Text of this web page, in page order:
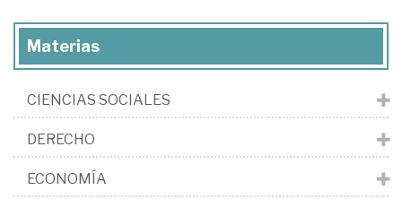
Materias
CIENCIAS SOCIALES
DERECHO
ECONOMÍA